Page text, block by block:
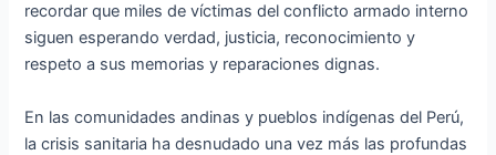
recordar que miles de víctimas del conflicto armado interno
siguen esperando verdad, justicia, reconocimiento y
respeto a sus memorias y reparaciones dignas.
En las comunidades andinas y pueblos indígenas del Perú,
la crisis sanitaria ha desnudado una vez más las profundas